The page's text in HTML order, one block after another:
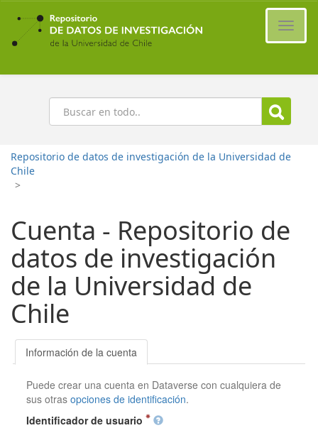
Ir
contenido
principal
Buscar
Repositorio de datos de investigación de la Universidad de
Chile
>
Cuenta - Repositorio de
datos de investigación
de la Universidad de
Chile
Información de la cuenta
Puede crear una cuenta en Dataverse con cualquiera de
sus otrasopciones de identificación.
Identificador de usuario